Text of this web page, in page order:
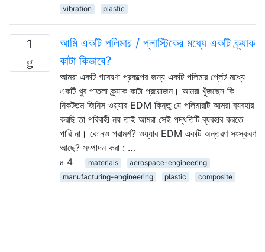
vibration
plastic
1
আমি একটি পলিমার / প্লাস্টিকের মধ্যে একটি ক্র্যাক
কাটা কিভাবে?
আমরা একটি গবেষণা প্রকল্পের জন্য একটি পলিমার প্লেট মধ্যে
একটি খুব পাতলা ক্র্যাক কাটা প্রয়োজন। আমরা খুঁজছেন কি
নিকটতম জিনিস ওয়্যার EDM কিন্তু যে পলিমারটি আমরা ব্যবহার
করছি তা পরিবাহী নয় তাই আমরা সেই পদ্ধতিটি ব্যবহার করতে
পারি না। কোনও পরামর্শ? ওয়্যার EDM একটি অন্তরণ সংস্করণ
আছে? সম্পাদন করা : …
4
materials
aerospace-engineering
manufacturing-engineering
plastic composite